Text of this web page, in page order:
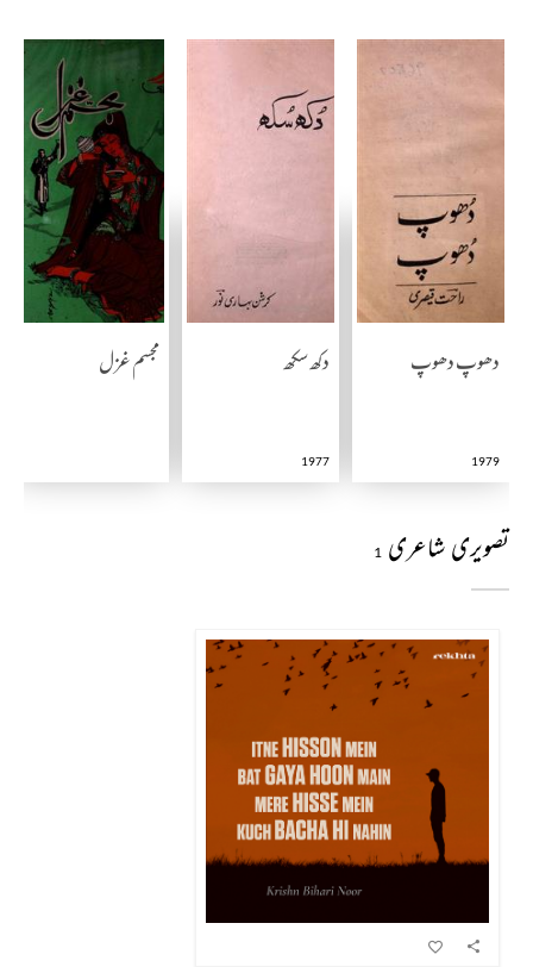
دھوپ دھوپ
1979
دکھ سکھ
1977
مجسم غزل
تصویری شاعری 1